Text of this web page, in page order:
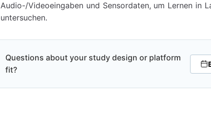
Audio-/Videoeingaben und Sensordaten, um Lernen in
untersuchen.
Questions about your study design or platform
fit?